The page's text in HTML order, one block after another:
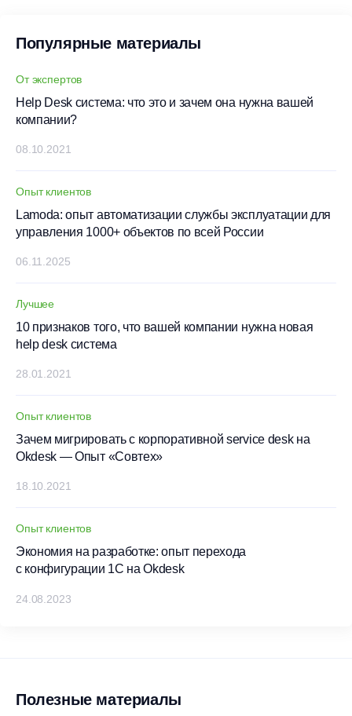
Популярные материалы
От экспертов
Help Desk система: что это и зачем она нужна вашей
компании?
08.10.2021
Опыт клиентов
Lamoda: опыт автоматизации службы эксплуатации для
управления 1000+ объектов по всей России
06.11.2025
Лучшее
10 признаков того, что вашей компании нужна новая
help desk система
28.01.2021
Опыт клиентов
Зачем мигрировать с корпоративной service desk на
Okdesk — Опыт «Совтех»
18.10.2021
Опыт клиентов
Экономия на разработке: опыт перехода
с конфигурации 1С на Okdesk
24.08.2023
Полезные материалы